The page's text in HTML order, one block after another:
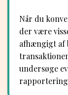
Når du
der være
afhængigt af
undersøge